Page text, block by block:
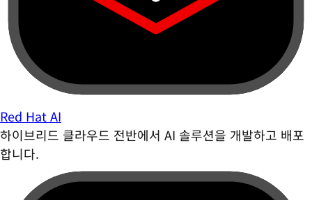
Red Hat AI
하이브리드 클라우드 전반에서 AI 솔루션을 개발하고 배포
합니다.